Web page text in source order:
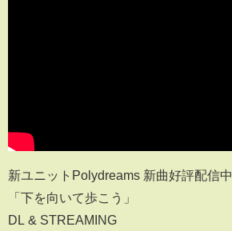
新ユニットPolydreams 新曲好評配信中
「下を向いて歩こう」
DL & STREAMING